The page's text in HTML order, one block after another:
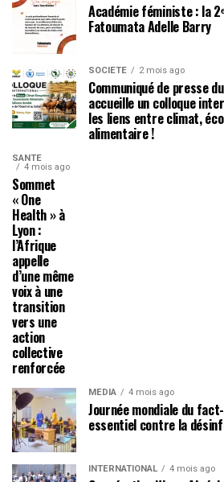
Académie féministe : la
Fatoumata Adelle Barry
SOCIÉTÉ 2 mois ago
Communiqué de presse
accueille un colloque
les liens entre climat,
alimentaire !
SANTÉ
4 mois ago
Sommet
« One
Health » à
Lyon :
l’Afrique
appelle
d’une même
voix à une
transition
vers une
action
collective
renforcée
MÉDIA 4 mois ago
Journée mondiale du
essentiel contre la
INTERNATIONAL 4 mois ago